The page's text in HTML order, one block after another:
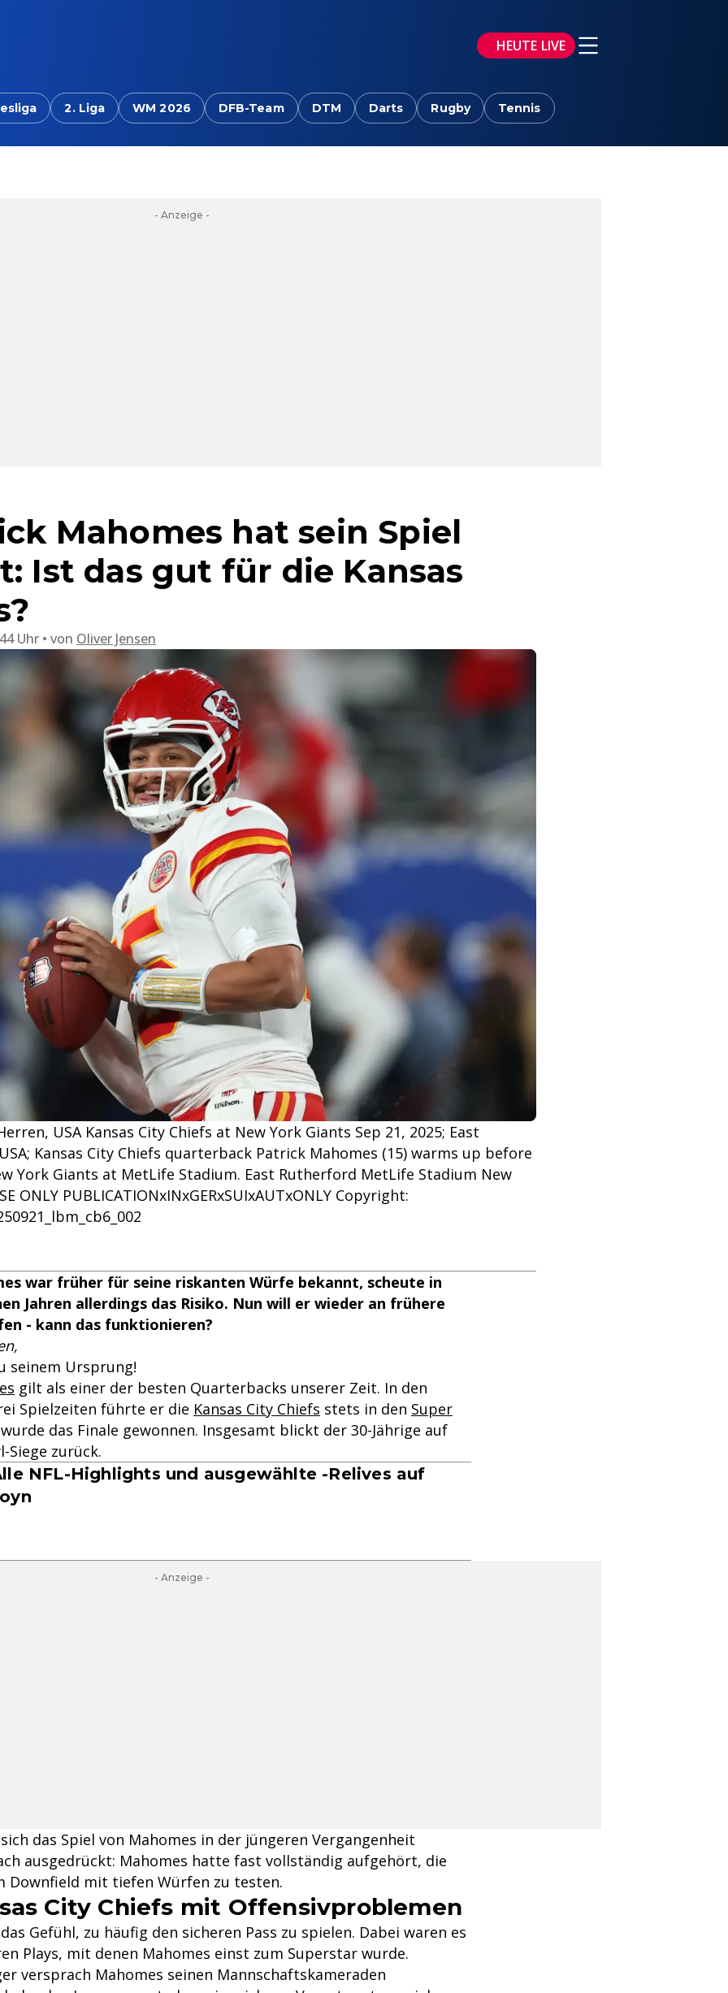
HEUTE LIVE
2. Liga WM 2026 DFB-Team DTM Darts Rugby Tennis
- Anzeige -
Mahomes hat sein Spiel
Ist das gut für die Kansas
Uhr von Oliver Jensen
USA Kansas City Chiefs at New York Giants Sep 21, 2025; East
Kansas City Chiefs quarterback Patrick Mahomes (15) warms up before
York Giants at MetLife Stadium. East Rutherford MetLife Stadium New
ONLY PUBLICATIONxINxGERxSUIxAUTxONLY Copyright:
war früher für seine riskanten Würfe bekannt, scheute in
Jahren allerdings das Risiko. Nun will er wieder an frühere
- kann das funktionieren?
seinem Ursprung!
gilt als einer der besten Quarterbacks unserer Zeit. In den
Spielzeiten führte er die Kansas City Chiefs stets in den Super
das Finale gewonnen. Insgesamt blickt der 30-Jährige auf
Siege zurück.
NFL-Highlights und ausgewählte -Relives auf
- Anzeige -
das Spiel von Mahomes in der jüngeren Vergangenheit
ausgedrückt: Mahomes hatte fast vollständig aufgehört, die
Downfield mit tiefen Würfen zu testen.
City Chiefs mit Offensivproblemen
Gefühl, zu häufig den sicheren Pass zu spielen. Dabei waren es
Plays, mit denen Mahomes einst zum Superstar wurde.
versprach Mahomes seinen Mannschaftskameraden